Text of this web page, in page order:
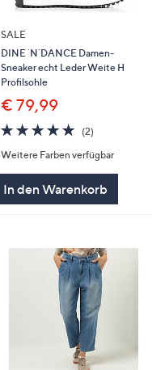
SALE
DINE `N`DANCE Damen-
Sneaker echt Leder Weite H
Profilsohle
€ 79,99
5.0
von
5
(2)2
Weitere Farben verfügbar
In den Warenkorb